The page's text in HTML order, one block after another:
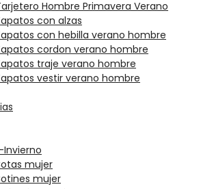
Hombre Primavera Verano
con alzas
con hebilla verano hombre
cordon verano hombre
traje verano hombre
vestir verano hombre
mujer
mujer